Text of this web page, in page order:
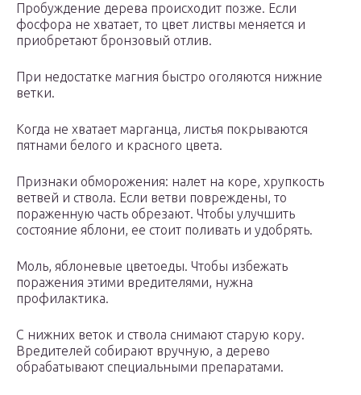
Пробуждение дерева происходит позже. Если
фосфора не хватает, то цвет листвы меняется и
приобретают бронзовый отлив.
При недостатке магния быстро оголяются нижние
ветки.
Когда не хватает марганца, листья покрываются
пятнами белого и красного цвета.
Признаки обморожения: налет на коре, хрупкость
ветвей и ствола. Если ветви повреждены, то
пораженную часть обрезают. Чтобы улучшить
состояние яблони, ее стоит поливать и удобрять.
Моль, яблоневые цветоеды. Чтобы избежать
поражения этими вредителями, нужна
профилактика.
С нижних веток и ствола снимают старую кору.
Вредителей собирают вручную, а дерево
обрабатывают специальными препаратами.